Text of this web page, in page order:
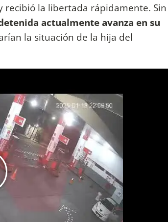
recibió la libertada rápidamente. Sin
actualmente avanza en su
la situación de la hija del